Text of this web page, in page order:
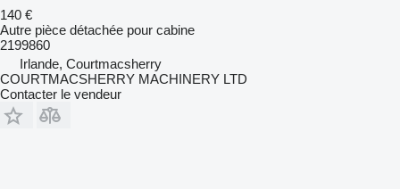
140 €
Autre pièce détachée pour cabine
2199860
Irlande, Courtmacsherry
COURTMACSHERRY MACHINERY LTD
Contacter le vendeur